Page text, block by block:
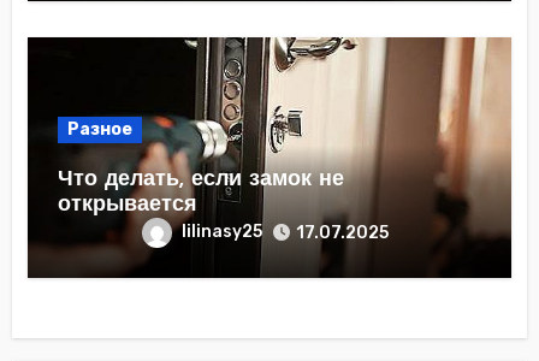
Разное
Что делать, если замок не
открывается
lilinasy25 17.07.2025